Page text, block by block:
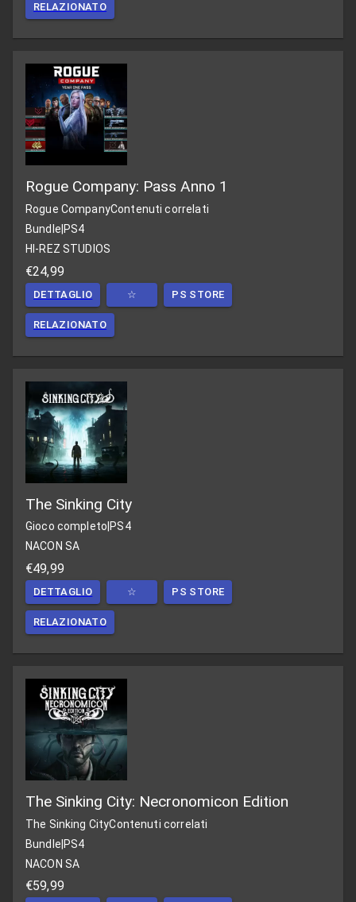
RELAZIONATO
Rogue Company: Pass Anno 1
Rogue CompanyContenuti correlati
Bundle PS4
HI-REZ STUDIOS
€24,99
DETTAGLIO ☆ PS STORE
RELAZIONATO
The Sinking City
Gioco completo PS4
NACON SA
€49,99
DETTAGLIO ☆ PS STORE
RELAZIONATO
The Sinking City: Necronomicon Edition
The Sinking CityContenuti correlati
Bundle PS4
NACON SA
€59,99